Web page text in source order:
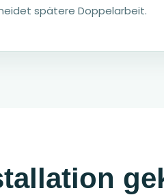
spätere Doppelarbeit.